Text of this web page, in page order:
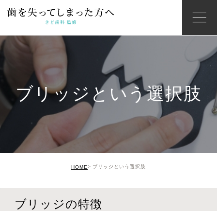
ブリッジという選択肢
HOME ブリッジという選択肢
ブリッジの特徴